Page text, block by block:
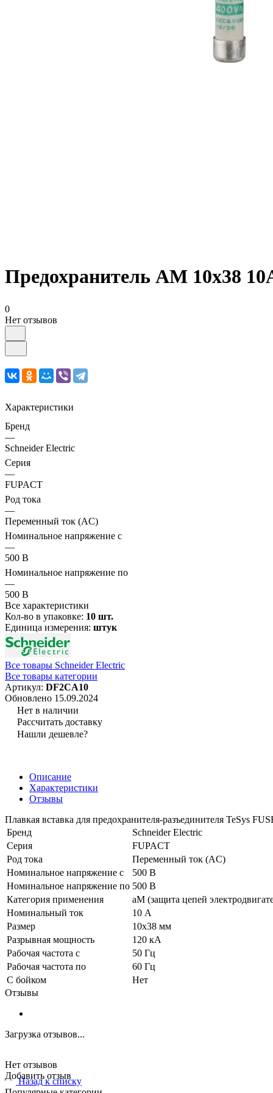
Предохранитель AM 10х38
0
Нет отзывов
Характеристики
Бренд
—
Schneider Electric
Серия
—
FUPACT
Род тока
—
Переменный ток (AC)
Номинальное напряжение с
—
500 В
Номинальное напряжение по
—
500 В
Все характеристики
Кол-во в упаковке: 10 шт.
Единица измерения: штук
Все товары Schneider Electric
Все товары категории
Артикул: DF2CA10
Обновлено 15.09.2024
Нет в наличии
Рассчитать доставку
Нашли дешевле?
Описание
Характеристики
Отзывы
Плавкая вставка для предохранителя-разъединителя TeSys
Бренд
Schneider Electric
Серия
FUPACT
Род тока
Переменный ток (AC)
Номинальное напряжение с
500 В
Номинальное напряжение по 500 В
Категория применения
aM (защита цепей
Номинальный ток
10 А
Размер
10х38 мм
Разрывная мощность
120 кА
Рабочая частота с
50 Гц
Рабочая частота по
60 Гц
С бойком
Нет
Отзывы
Загрузка отзывов...
Нет отзывов
Добавить отзыв
Назад к списку